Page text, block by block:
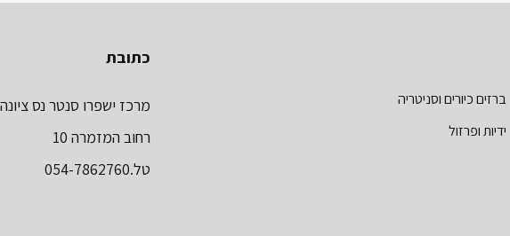
ברזים כיורים וסניטריה
ידיות ופרזול
כתובת
מרכז ישפרו סנטר נס ציונה
רחוב המזמרה 10
טל.054-7862760